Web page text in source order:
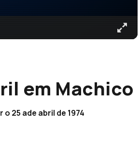
em Machico
25 ade abril de 1974